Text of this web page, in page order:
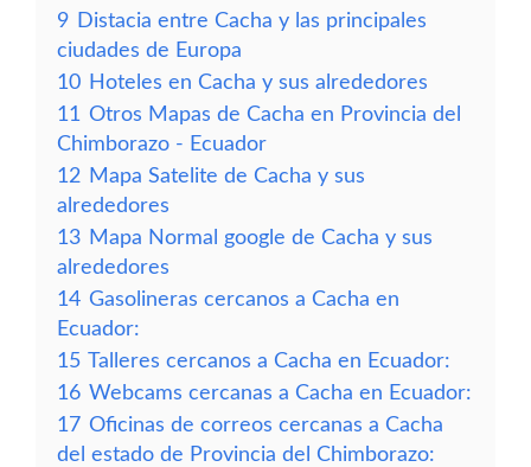
9 Distacia entre Cacha y las principales
ciudades de Europa
10 Hoteles en Cacha y sus alrededores
11 Otros Mapas de Cacha en Provincia del
Chimborazo - Ecuador
12 Mapa Satelite de Cacha y sus
alrededores
13 Mapa Normal google de Cacha y sus
alrededores
14 Gasolineras cercanos a Cacha en
Ecuador:
15 Talleres cercanos a Cacha en Ecuador:
16 Webcams cercanas a Cacha en Ecuador:
17 Oficinas de correos cercanas a Cacha
del estado de Provincia del Chimborazo: